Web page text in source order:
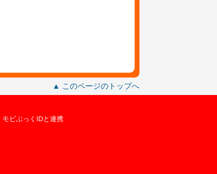
▲ このページのトップへ
モビぶっくIDと連携